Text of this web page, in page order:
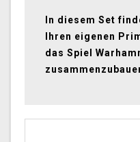
In diesem Set
Ihren eigenen
das Spiel